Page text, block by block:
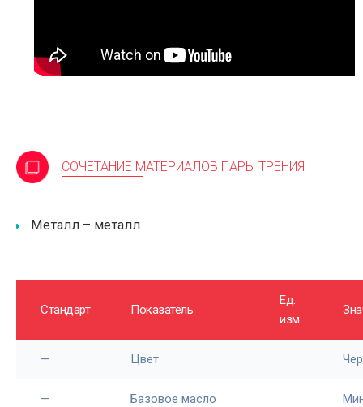
СОЧЕТАНИЕ МАТЕРИАЛОВ ПАРЫ ТРЕНИЯ
Металл – металл
Стандарт Показатель
Ед.
изм.
— Цвет
— Базовое масло